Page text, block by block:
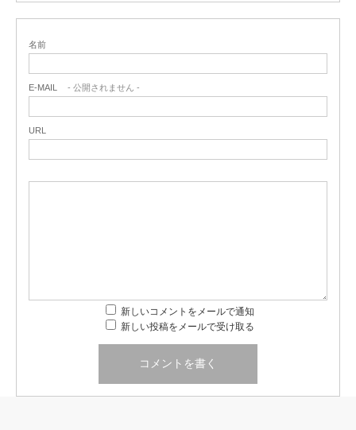
名前
E-MAIL - 公開されません -
URL
新しいコメントをメールで通知
新しい投稿をメールで受け取る